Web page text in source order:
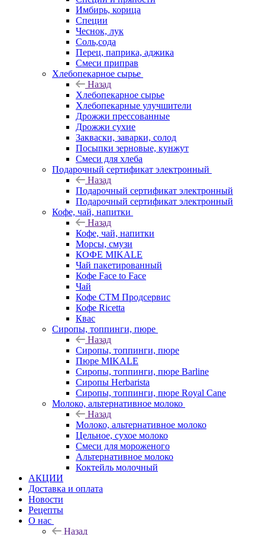
Имбирь, корица
Специи
Чеснок, лук
Соль,сода
Перец, паприка, аджика
Смеси приправ
Хлебопекарное сырье
Назад
Хлебопекарное сырье
Хлебопекарные улучшители
Дрожжи прессованные
Дрожжи сухие
Закваски, заварки, солод
Посыпки зерновые, кунжут
Смеси для хлеба
Подарочный сертификат электронный
Назад
Подарочный сертификат электронный
Подарочный сертификат электронный
Кофе, чай, напитки
Назад
Кофе, чай, напитки
Морсы, смузи
КОФЕ MIKALE
Чай пакетированный
Кофе Face to Face
Чай
Кофе СТМ Продсервис
Кофе Ricetta
Квас
Сиропы, топпинги, пюре
Назад
Сиропы, топпинги, пюре
Пюре MIKALE
Сиропы, топпинги, пюре Barline
Сиропы Herbarista
Сиропы, топпинги, пюре Royal Cane
Молоко, альтернативное молоко
Назад
Молоко, альтернативное молоко
Цельное, сухое молоко
Смеси для мороженого
Альтернативное молоко
Коктейль молочный
АКЦИИ
Доставка и оплата
Новости
Рецепты
О нас
Назад